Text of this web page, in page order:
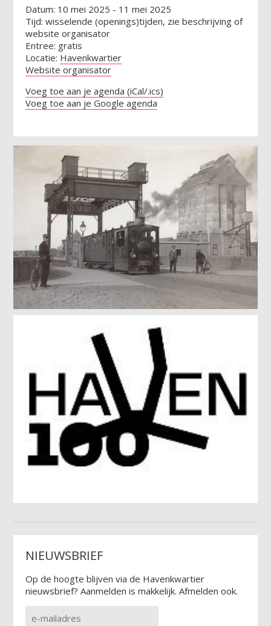
Datum: 10 mei 2025 - 11 mei 2025
Tijd: wisselende (openings)tijden, zie beschrijving of
website organisator
Entree: gratis
Locatie: Havenkwartier
Website organisator
Voeg toe aan je agenda (iCal/.ics)
Voeg toe aan je Google agenda
NIEUWSBRIEF
Op de hoogte blijven via de Havenkwartier
nieuwsbrief? Aanmelden is makkelijk. Afmelden ook.